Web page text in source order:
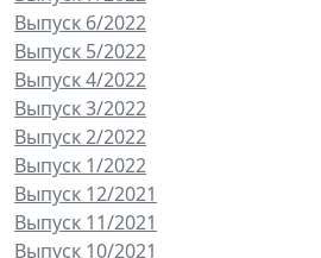
Выпуск 6/2022
Выпуск 5/2022
Выпуск 4/2022
Выпуск 3/2022
Выпуск 2/2022
Выпуск 1/2022
Выпуск 12/2021
Выпуск 11/2021
Выпуск 10/2021